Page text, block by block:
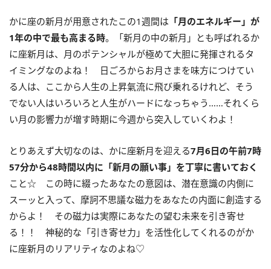
かに座の新月が用意されたこの1週間は 「月のエネルギー」が
1年の中で最も高まる時。「新月の中の新月」とも呼ばれるか
に座新月は、月のポテンシャルが極めて大胆に発揮されるタ
イミングなのよね！ 日ごろからお月さまを味方につけてい
る人は、ここから人生の上昇氣流に飛び乗れるけれど、そう
でない人はいろいろと人生がハードになっちゃう……それくら
い月の影響力が増す時期に今週から突入していくわよ！
とりあえず大切なのは、かに座新月を迎える7月6日の午前7時
57分から48時間以内に「新月の願い事」を丁寧に書いておく
こと☆ この時に綴ったあなたの意図は、潜在意識の内側に
スーッと入って、摩訶不思議な磁力をあなたの内面に創造する
からよ！ その磁力は実際にあなたの望む未来を引き寄せ
る！！ 神秘的な「引き寄せ力」を活性化してくれるのがか
に座新月のリアリティなのよね♡